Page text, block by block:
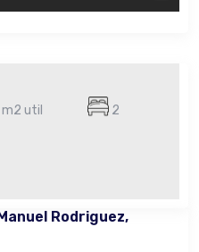
util 2
Rodriguez,